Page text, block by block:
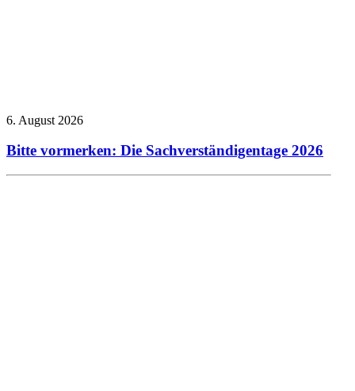
6. August 2026
Bitte vormerken: Die Sachverständigentage 2026